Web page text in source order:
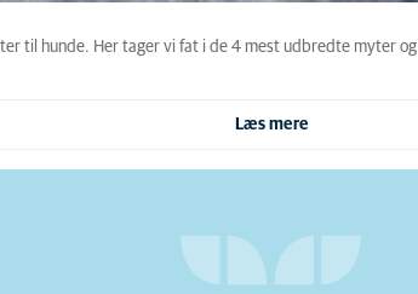
til hunde. Her tager vi fat i de 4 mest udbredte myter
Læs mere